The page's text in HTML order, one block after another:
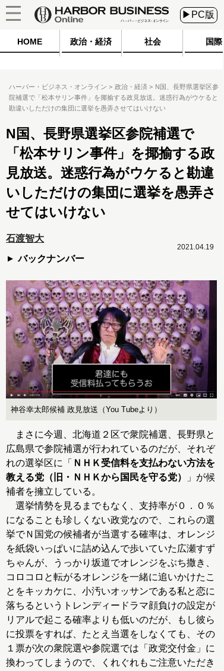
▶PC版
HOME 政治・経済 社会 国際
ハーバー・ビジネス・オンライン 政治・経済
N国、長野県選挙区参
院補選で「松本サリン事件」を揶揄する政見放送。迷惑行為がウケると
勘違いしただけの集団に選挙を愚弄させてはいけない
N国、長野県選挙区参院補選で
「松本サリン事件」を揶揄する政
見放送。迷惑行為がウケると勘違
いしただけの集団に選挙を愚弄さ
せてはいけない
石渡智大
バックナンバー
2021.04.19
神谷幸太郎候補 政見放送（You Tubeより）
まさに今週、北海道２区で衆院補選、長野県と
広島県で参院補選が行われているのだが、それぞ
れの選挙区に「 ＮＨＫ受信料を支払わない方法を
教える党（旧・ＮＨＫから国民を守る党）
」が候
補者を擁立している。
選挙情勢を見るまでもなく、支持率が０．０％
になることも珍しくない政党なので、これらの選
挙でＮ国党の候補者が当選する確率は、オレンジ
を紙袋いっぱいに詰め込んで歩いていた広瀬すず
ちゃんが、うっかり坂道でオレンジをぶち撒き、
コロコロと転がるオレンジを一緒に追いかけたこ
とをキッカケに、小汚いオッサンである私と恋に
落ちるというトレンディードラマ顔負けの設定が
リアルで起こる確率よりも低いのだが、もし彼ら
に投票をすれば、たとえ当選をしなくても、その
１票が次の衆院選や参院選では「政党交付金」に
換わってしまうので、くれぐれもご注意いただき